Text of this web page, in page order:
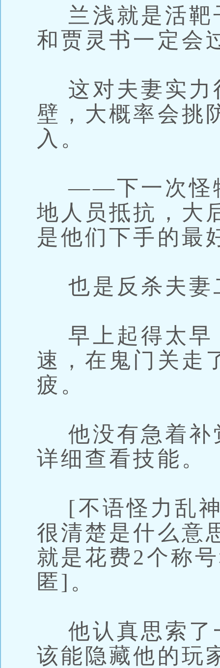
兰浅就是活靶
和贾灵书一定会
这对夫妻实力
壁，大概率会挑
入。
——下一次怪
地人员抵抗，大
是他们下手的最
也是反杀夫妻
早上起得太早
速，在鬼门关走
疲。
他没有急着补
详细查看技能。
[不语怪力乱神
很清楚是什么意
就是花费2个称
匿]。
他认真思索了
该能隐藏他的玩